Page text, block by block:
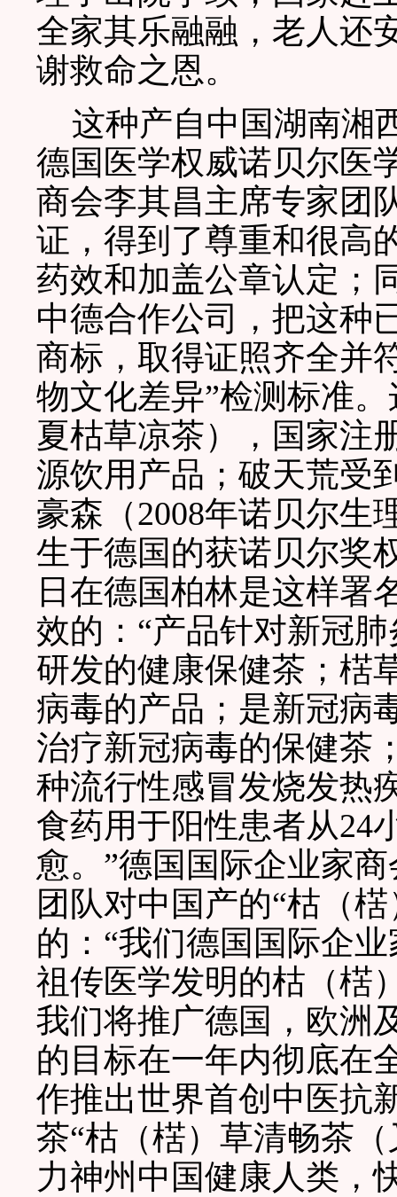
全家其乐融融，老人还
谢救命之恩。
这种产自中国湖南湘
德国医学权威诺贝尔医
商会李其昌主席专家团
证，得到了尊重和很高
药效和加盖公章认定；
中德合作公司，把这种
商标，取得证照齐全并
物文化差异”检测标准
夏枯草凉茶），国家注
源饮用产品；破天荒受
豪森（2008年诺贝尔生
生于德国的获诺贝尔奖
日在德国柏林是这样署
效的：“产品针对新冠
研发的健康保健茶；楛
病毒的产品；是新冠病
治疗新冠病毒的保健茶
种流行性感冒发烧发热
食药用于阳性患者从24
愈。”德国国际企业家
团队对中国产的“枯（
的：“我们德国国际企
祖传医学发明的枯（楛
我们将推广德国，欧洲
的目标在一年内彻底在
作推出世界首创中医抗
茶“枯（楛）草清畅茶
力神州中国健康人类，